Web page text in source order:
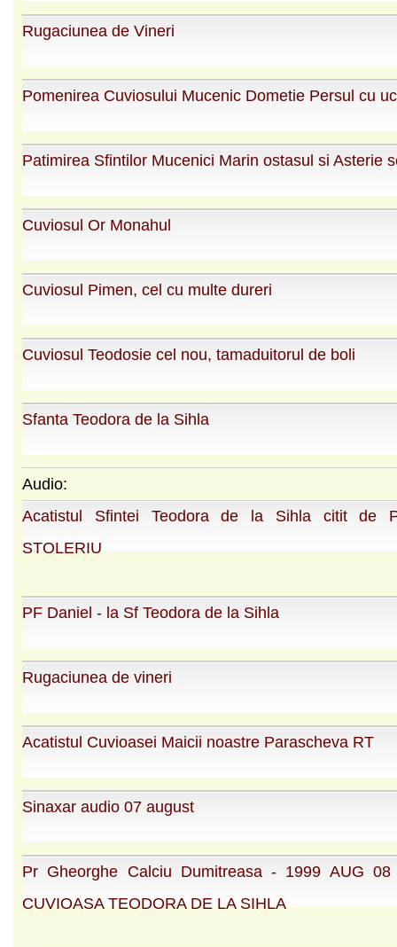
Rugaciunea de Vineri
Pomenirea Cuviosului Mucenic Dometie Persul cu
Patimirea Sfintilor Mucenici Marin ostasul si Asterie
Cuviosul Or Monahul
Cuviosul Pimen, cel cu multe dureri
Cuviosul Teodosie cel nou, tamaduitorul de boli
Sfanta Teodora de la Sihla
Audio:
Acatistul Sfintei Teodora de la Sihla citit de
STOLERIU
PF Daniel - la Sf Teodora de la Sihla
Rugaciunea de vineri
Acatistul Cuvioasei Maicii noastre Parascheva RT
Sinaxar audio 07 august
Pr Gheorghe Calciu Dumitreasa - 1999 AUG 08
CUVIOASA TEODORA DE LA SIHLA